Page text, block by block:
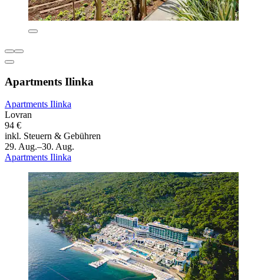
Apartments Ilinka
Apartments Ilinka
Lovran
94 €
inkl. Steuern & Gebühren
29. Aug.–30. Aug.
Apartments Ilinka